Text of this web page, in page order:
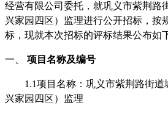
经营有限公司委托 ，就巩义市紫荆路
兴家园四区） 监理进行公开招标，按
标，现就本次招标的评标结果公布如
一、 项目名称及编号
1.1项目名称： 巩义市紫荆路街道
兴家园四区）监理